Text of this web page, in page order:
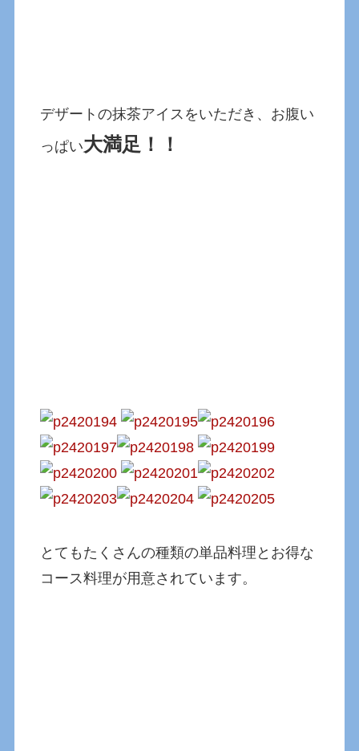
デザートの抹茶アイスをいただき、お腹い
っぱい大満足！！
とてもたくさんの種類の単品料理とお得な
コース料理が用意されています。